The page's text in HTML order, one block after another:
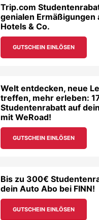
Trip.com
genialen Ermäßigungen
Hotels & Co.
GUTSCHEIN EINLÖSEN
Welt entdecken, neue
treffen, mehr erleben:
Studentenrabatt auf
mit WeRoad!
GUTSCHEIN EINLÖSEN
Bis zu 300€
dein Auto Abo bei FINN!
GUTSCHEIN EINLÖSEN